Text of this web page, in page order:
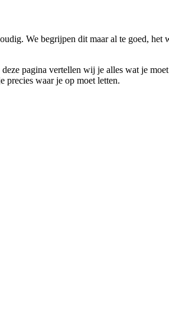
We begrijpen dit maar al te goed, het
pagina vertellen wij je alles wat je
precies waar je op moet letten.